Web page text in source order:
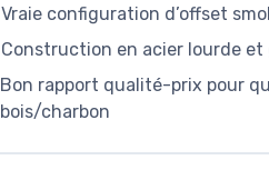
Vraie configuration d’offset
Construction en acier lourde
Bon rapport qualité-prix pour
bois/charbon